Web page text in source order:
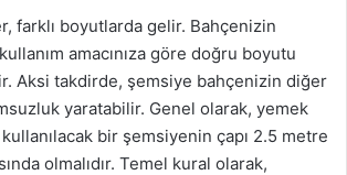
farklı boyutlarda gelir. Bahçenizin
amacınıza göre doğru boyutu
Aksi takdirde, şemsiye bahçenizin diğer
yaratabilir. Genel olarak, yemek
kullanılacak bir şemsiyenin çapı 2.5 metre
olmalıdır. Temel kural olarak,